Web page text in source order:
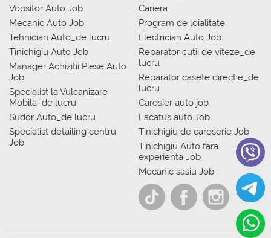
Vopsitor Auto Job
Mecanic Auto Job
Tehnician Auto_de lucru
Tinichigiu Auto Job
Manager Achizitii Piese Auto
Job
Specialist la Vulcanizare
Mobila_de lucru
Sudor Auto_de lucru
Specialist detailing centru
Job
Cariera
Program de loialitate
Electrician Auto Job
Reparator cutii de viteze_de
lucru
Reparator casete directie_de
lucru
Carosier auto job
Lacatus auto Job
Tinichigiu de caroserie Job
Tinichigiu Auto fara
experienta Job
Mecanic sasiu Job